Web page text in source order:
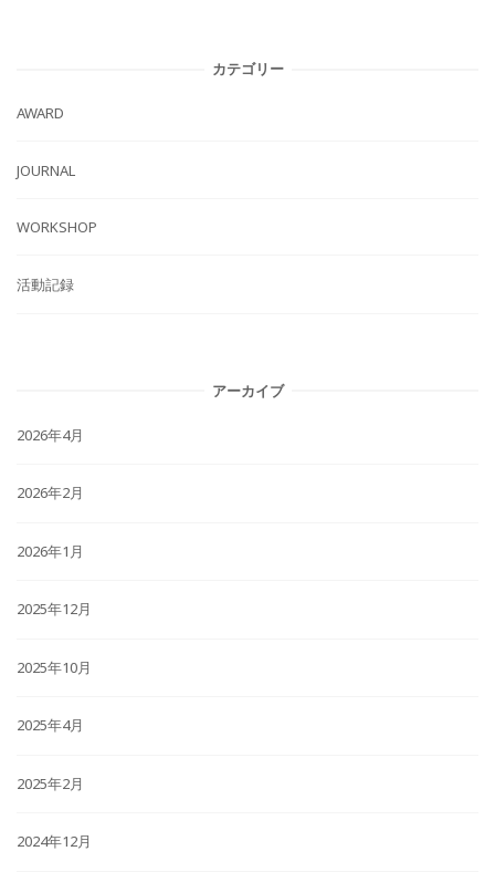
カテゴリー
AWARD
JOURNAL
WORKSHOP
活動記録
アーカイブ
2026年4月
2026年2月
2026年1月
2025年12月
2025年10月
2025年4月
2025年2月
2024年12月